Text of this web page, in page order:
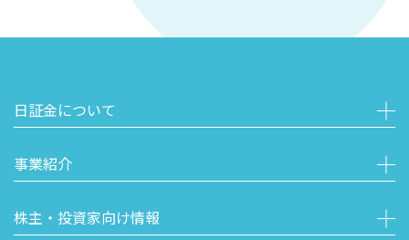
日証金について
事業紹介
株主・投資家向け情報